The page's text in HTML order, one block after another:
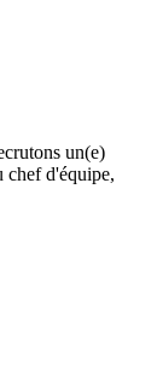
un(e)
chef d'équipe,